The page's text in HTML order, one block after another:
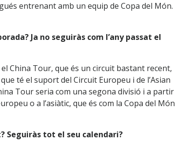
entrenant amb un equip de Copa del Món.
Ja no seguiràs com l’any passat el
China Tour, que és un circuit bastant recent,
té el suport del Circuit Europeu i de l’Asian
Tour seria com una segona divisió i a partir
o a l’asiàtic, que és com la Copa del Món
Seguiràs tot el seu calendari?